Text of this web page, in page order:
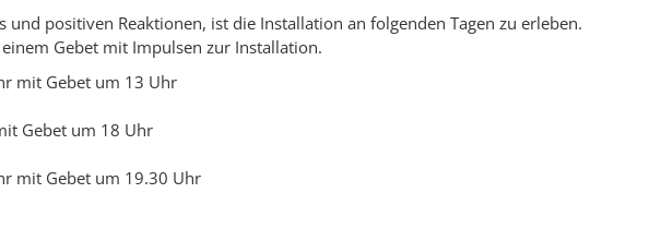
und positiven Reaktionen, ist die Installation an folgenden Tagen zu erleben.
Gebet mit Impulsen zur Installation.
mit Gebet um 13 Uhr
Gebet um 18 Uhr
mit Gebet um 19.30 Uhr